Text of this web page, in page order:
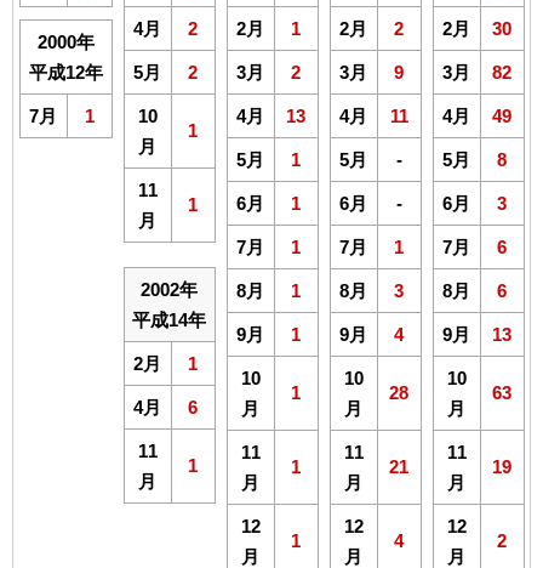
2000年
平成12年
7月 1
4月 2
5月 2
10
月
1
11
月
1
2002年
平成14年
2月 1
4月 6
11
月
1
2月 1
3月 2
4月 13
5月 1
6月 1
7月 1
8月 1
9月 1
10
月
1
11
月
1
12
月
1
2月 2
3月 9
4月 11
5月 -
6月 -
7月 1
8月 3
9月 4
10
月
28
11
月
21
12
月
4
2月 30
3月 82
4月 49
5月 8
6月 3
7月 6
8月 6
9月 13
10
月
63
11
月
19
12
月
2